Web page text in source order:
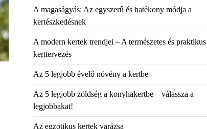
A magaságyás: Az egyszerű és hatékony módja a
kertészkedésnek
A modern kertek trendjei – A természetes és praktikus
kerttervezés
Az 5 legjobb évelő növény a kertbe
Az 5 legjobb zöldség a konyhakertbe – válassza a
legjobbakat!
Az egzotikus kertek varázsa